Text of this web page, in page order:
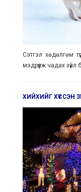
Сэтгэл хөдөлгөм
мэдрүүлж чадах
ХИЙХИЙГ ХҮССЭН